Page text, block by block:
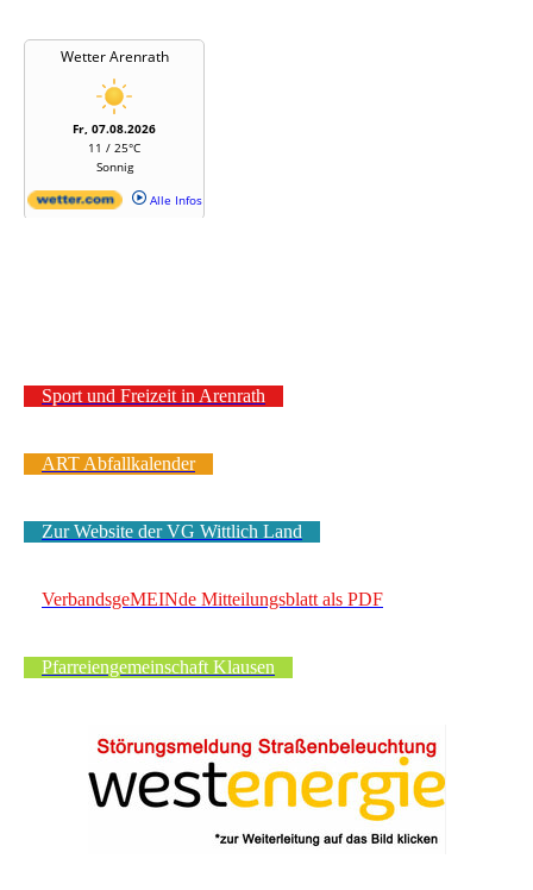
Sport und Freizeit in Arenrath
ART Abfallkalender
Zur Website der VG Wittlich Land
VerbandsgeMEINde Mitteilungsblatt als PDF
Pfarreiengemeinschaft Klausen